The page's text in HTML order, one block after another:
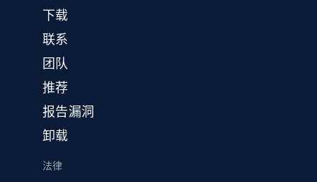
下载
联系
团队
推荐
报告漏洞
卸载
法律